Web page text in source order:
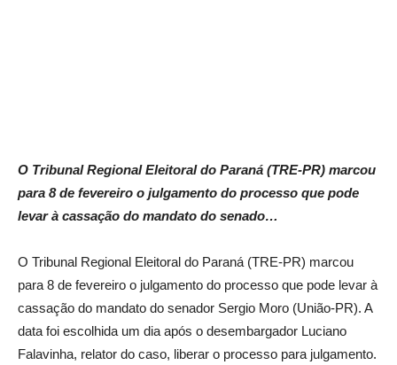
O Tribunal Regional Eleitoral do Paraná (TRE-PR) marcou
para 8 de fevereiro o julgamento do processo que pode
levar à cassação do mandato do senado…
O Tribunal Regional Eleitoral do Paraná (TRE-PR) marcou
para 8 de fevereiro o julgamento do processo que pode levar à
cassação do mandato do senador Sergio Moro (União-PR). A
data foi escolhida um dia após o desembargador Luciano
Falavinha, relator do caso, liberar o processo para julgamento.